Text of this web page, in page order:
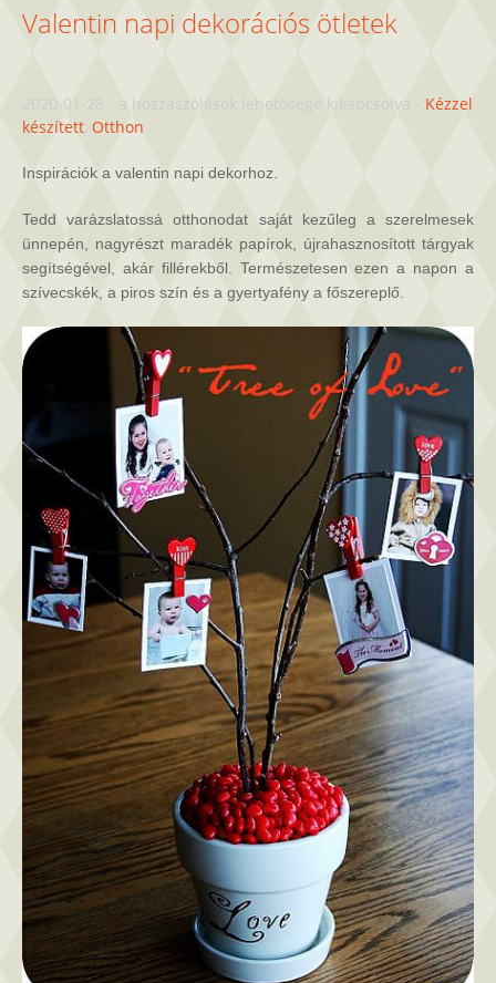
Valentin napi dekorációs ötletek
2020-01-28
Valentin
napi
ötletek
a hozzászólások lehetősége kikapcsolva
Kézzel
készített Otthon
Inspirációk a valentin napi dekorhoz.
Tedd varázslatossá otthonodat saját kezűleg a szerelmesek
ünnepén, nagyrészt maradék papírok, újrahasznosított tárgyak
segítségével, akár fillérekből. Természetesen ezen a napon a
szívecskék, a piros szín és a gyertyafény a főszereplő.